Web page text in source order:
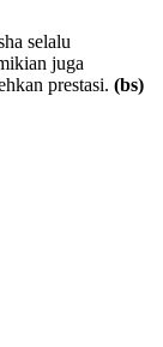
selalu
juga
prestasi. (bs)